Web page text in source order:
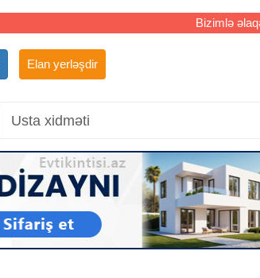
Bizimlə
Elan yerləşdir
Usta xidməti